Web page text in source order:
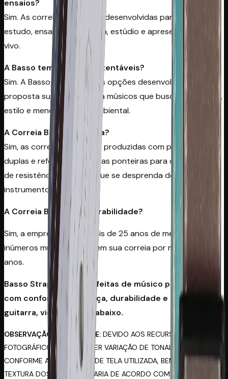
ensaios?
Sim. As correias Basso são desenvolvidas para uso em
estudo, ensaio, palco, igreja, estúdio e apresentações ao
vivo.
A Basso tem opções sustentáveis?
Sim. A Basso oferece várias opções desenvolvidas com
proposta sustentável para músicos que buscam conforto,
estilo e menor impacto ambiental.
A Correia Basso é segura?
Sim, as correias Basso são produzidas com ponteiras
duplas e reforço interno nas ponteiras para dar o máximo
de resistência, evitando que se desprenda do
instrumento.
A Correia Basso tem durabilidade?
Sim, a empresa possui mais de 25 anos de mercado e
inúmeros músicos possuem sua correia por mais de 15
anos.
Basso Straps: correias feitas de músico para músico,
com conforto, segurança, durabilidade e estilo para
guitarra, violão e contrabaixo.
OBSERVAÇÃO IMPORTANTE: DEVIDO AOS RECURSOS
FOTOGRÁFICOS, PODE HAVER VARIAÇÃO DE TONALIDADE
CONFORME A RESOLUÇÃO DE TELA UTILIZADA, BEM COMO A
TEXTURA DOS MATERIAIS VARIA DE ACORDO COM A PARTE DO